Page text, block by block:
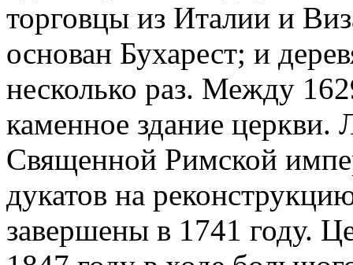
торговцы из Италии и
основан Бухарест; и
несколько раз. Между
каменное здание церкви.
Священной Римской
дукатов на
завершены в 1741 году.